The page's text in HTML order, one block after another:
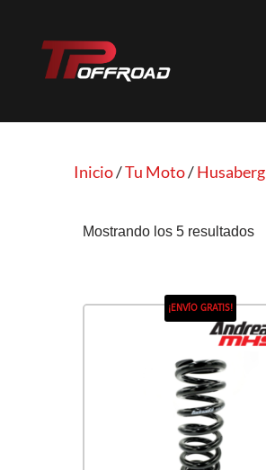
Saltar
Inicio/Tu Moto/Husaberg
Mostrando los 5 resultados
¡ENVÍO GRATIS!